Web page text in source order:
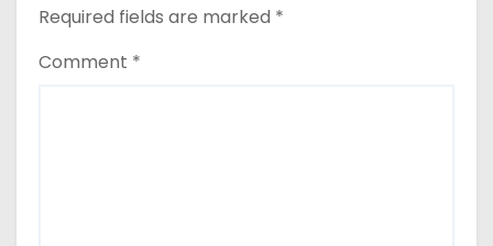
Required fields are marked *
Comment *